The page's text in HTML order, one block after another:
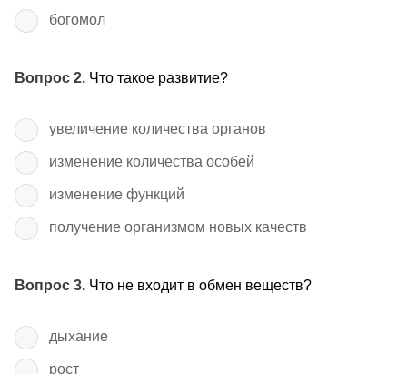
богомол
Вопрос 2. Что такое развитие?
увеличение количества органов
изменение количества особей
изменение функций
получение организмом новых качеств
Вопрос 3. Что не входит в обмен веществ?
дыхание
рост